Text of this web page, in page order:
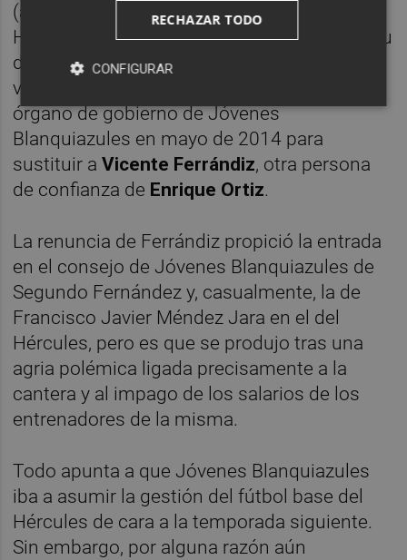
(apoderado de la Fundación y consejero del
Hércules) y
Segundo Fernández, quien en su
día llegó a ser consejero delegado y
vicepresidente del club y que accedió al
órgano de gobierno de Jóvenes
Blanquiazules en mayo de 2014 para
sustituir aVicente Ferrándiz, otra persona
de confianza de Enrique Ortiz.
La renuncia de Ferrándiz propició la entrada
en el consejo de Jóvenes Blanquiazules de
Segundo Fernández y, casualmente, la de
Francisco Javier Méndez Jara en el del
Hércules, pero es que se produjo tras una
agria polémica ligada precisamente a la
cantera y al impago de los salarios de los
entrenadores de la misma.
Todo apunta a que Jóvenes Blanquiazules
iba a asumir la gestión del fútbol base del
Hércules de cara a la temporada siguiente.
Sin embargo, por alguna razón aún
RECHAZAR TODO
CONFIGURAR